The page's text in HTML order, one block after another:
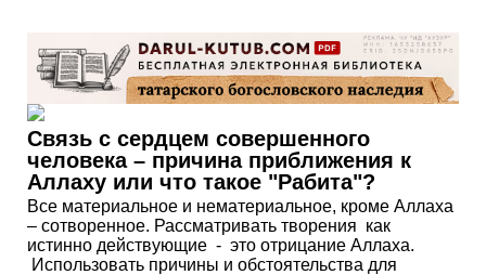
Связь с сердцем совершенного
человека – причина приближения к
Аллаху или что такое "Рабита"?
Все материальное и нематериальное, кроме Аллаха
– сотворенное. Рассматривать творения как
истинно действующие - это отрицание Аллаха.
Использовать причины и обстоятельства для